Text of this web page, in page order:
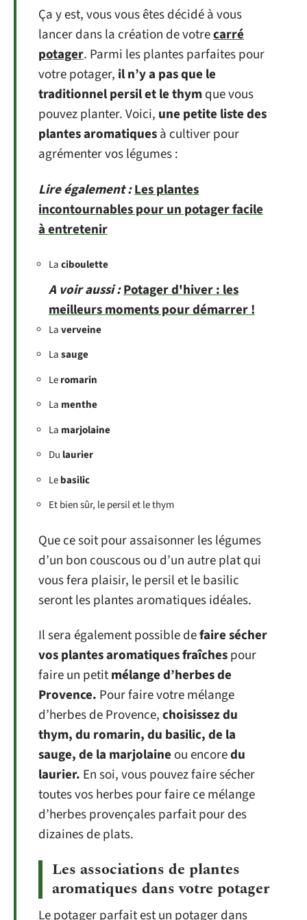
Ça y est, vous vous êtes décidé à vous
lancer dans la création de votrecarré
potager. Parmi les plantes parfaites pour
votre potager, il n’y a pas que le
traditionnel persil et le thymque vous
pouvez planter. Voici, une petite liste des
plantes aromatiquesà cultiver pour
agrémenter vos légumes :
Lire également :Les plantes
incontournables pour un potager facile
à entretenir
Laciboulette
A voir aussi :Potager d'hiver : les
meilleurs moments pour démarrer !
Laverveine
Lasauge
Leromarin
La menthe
La marjolaine
Du laurier
Lebasilic
Et bien sûr, le persil et le thym
Que ce soit pour assaisonner les légumes
d’un bon couscous ou d’un autre plat qui
vous fera plaisir, le persil et le basilic
seront les plantes aromatiques idéales.
Il sera également possible defaire sécher
vos plantes aromatiques fraîchespour
faire un petitmélange d’herbes de
Provence. Pour faire votre mélange
d’herbes de Provence,choisissez du
thym, du romarin, du basilic, de la
sauge, de la marjolaine ou encoredu
laurier. En soi, vous pouvez faire sécher
toutes vos herbes pour faire ce mélange
d’herbes provençales parfait pour des
dizaines de plats.
Les associations de plantes
aromatiques dans votre potager
Le potager parfait est un potager dans